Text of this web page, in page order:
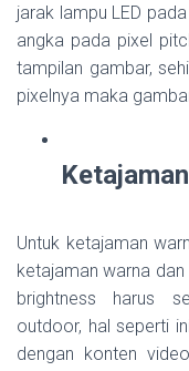
jarak lampu LED
angka pada pixel
tampilan gambar,
pixelnya maka
Untuk ketajaman
ketajaman warna
brightness harus
outdoor, hal seperti
dengan konten